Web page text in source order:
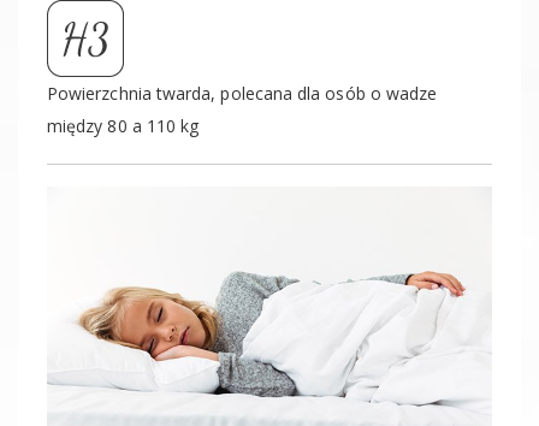
Powierzchnia twarda, polecana dla osób o wadze
między 80 a 110 kg